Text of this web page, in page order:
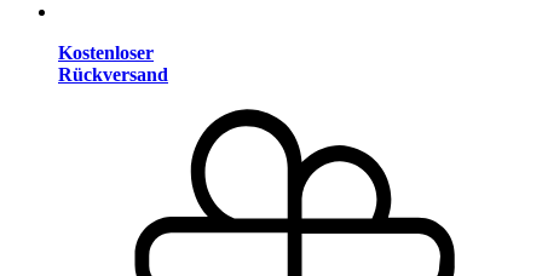
Kostenloser
Rückversand